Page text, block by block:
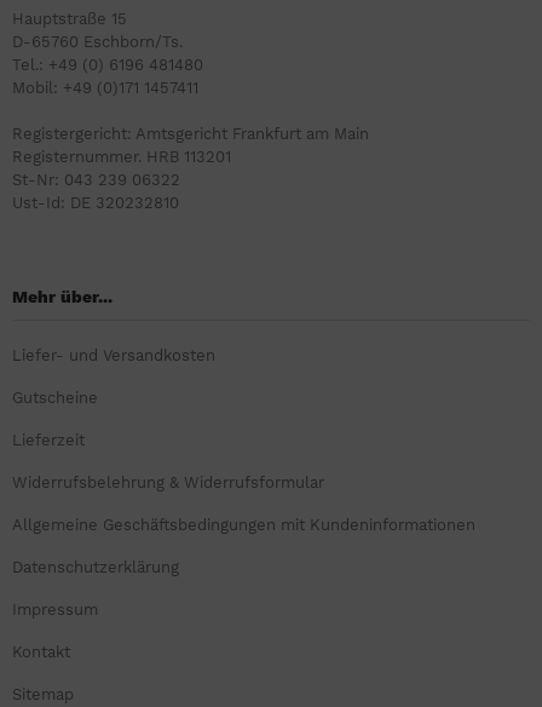
Hauptstraße 15
D-65760 Eschborn/Ts.
Tel.: +49 (0) 6196 481480
Mobil: +49 (0)171 1457411
Registergericht: Amtsgericht Frankfurt am Main
Registernummer. HRB 113201
St-Nr: 043 239 06322
Ust-Id: DE 320232810
Mehr über...
Liefer- und Versandkosten
Gutscheine
Lieferzeit
Widerrufsbelehrung & Widerrufsformular
Allgemeine Geschäftsbedingungen mit Kundeninformationen
Datenschutzerklärung
Impressum
Kontakt
Sitemap